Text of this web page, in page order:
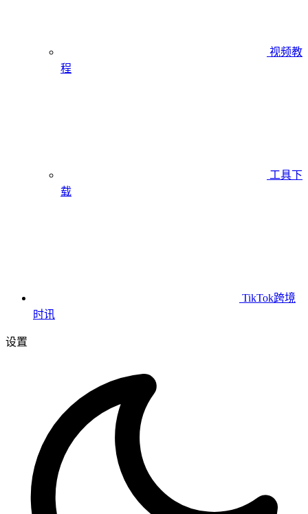
视频教
程
工具下
载
TikTok跨境
时讯
设置